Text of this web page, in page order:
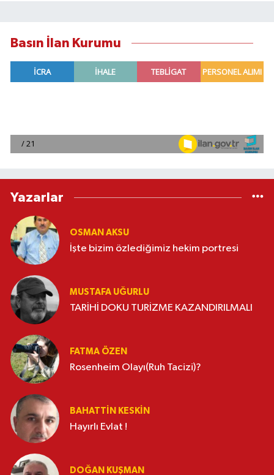
Basın İlan Kurumu
Yazarlar
OSMAN AKSU
İşte bizim özlediğimiz hekim portresi
MUSTAFA UĞURLU
TARİHİ DOKU TURİZME KAZANDIRILMALI
FATMA ÖZEN
Rosenheim Olayı(Ruh Tacizi)?
BAHATTIN KESKİN
Hayırlı Evlat !
DOĞAN KUŞMAN